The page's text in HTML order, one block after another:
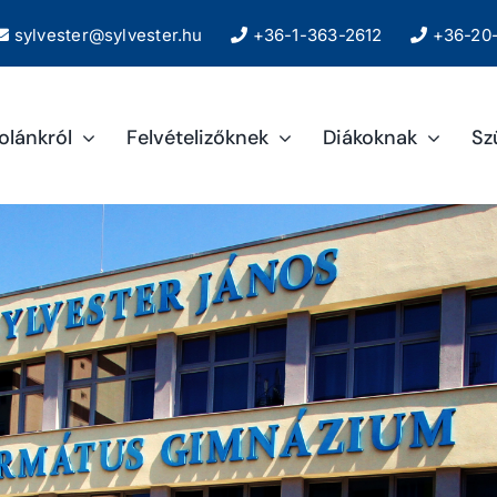
sylvester@sylvester.hu +36-1-363-2612 +36-
Felvételizőknek Diákoknak